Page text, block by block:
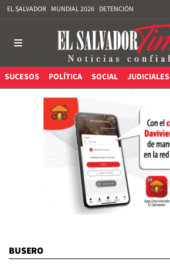
EL SALVADOR MUNDIAL 2026 DETENCIÓN
SUCESOS POLÍTICA SOCIAL JUDICIALES
BUSERO